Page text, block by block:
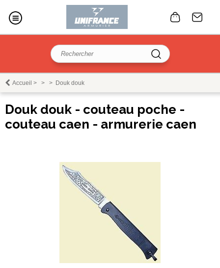
Accueil > > > Douk douk
Douk douk - couteau poche -
couteau caen - armurerie caen